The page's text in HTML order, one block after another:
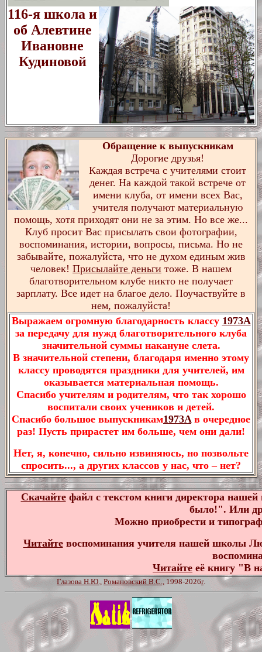
116-я школа и
об Алевтине
Ивановне
Кудиновой
Обращение к выпускникам
Дорогие друзья!
Каждая встреча с учителями стоит
денег. На каждой такой встрече от
имени клуба, от имени всех Вас,
учителя получают материальную
помощь, хотя приходят они не за этим. Но все же...
Клуб просит Вас присылать свои фотографии,
воспоминания, истории, вопросы, письма. Но не
забывайте, пожалуйста, что не духом единым жив
человек! Присылайте деньги тоже. В нашем
благотворительном клубе никто не получает
зарплату. Все идет на благое дело. Поучаствуйте в
нем, пожалуйста!
Выражаем огромную благодарность классу 1973А
за передачу для нужд благотворительного клуба
значительной суммы накануне слета.
В значительной степени, благодаря именно этому
классу проводятся праздники для учителей, им
оказывается материальная помощь.
Спасибо учителям и родителям, что так хорошо
воспитали своих учеников и детей.
Спасибо большое выпускникам1973Aв очередное
раз! Пусть прирастет им больше, чем они дали!
Нет, я, конечно, сильно извиняюсь, но позвольте
спросить..., а других классов у нас, что – нет?
Скачайтефайл с текстом книги директора
было!". Или
Можно приобрести и
Читайтевоспоминания учителя нашей школы
Читайте её книгу "В
Глазова Н.Ю., Романовский В.С., 1998-2026г.